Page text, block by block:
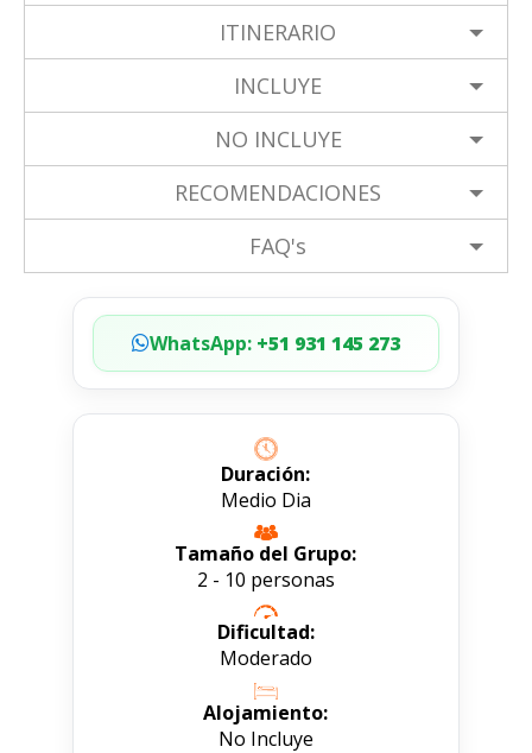
ITINERARIO
INCLUYE
NO INCLUYE
RECOMENDACIONES
FAQ's
WhatsApp:+51 931 145 273
Duración:
Medio Dia
Tamaño del Grupo:
2 - 10 personas
Dificultad:
Moderado
Alojamiento:
No Incluye